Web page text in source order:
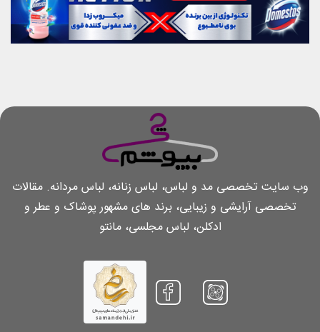
وب سایت تخصصی مد و لباس، لباس زنانه، لباس مردانه. مقالات
تخصصی آرایشی و زیبایی، برند های مشهور پوشاک و عطر و
ادکلن، لباس مجلسی، مانتو